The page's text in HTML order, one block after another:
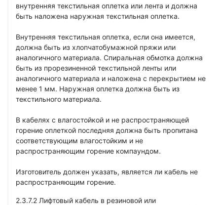
внутренняя текстильная оплетка или лента и должна
быть наложена наружная текстильная оплетка.
Внутренняя текстильная оплетка, если она имеется,
должна быть из хлопчатобумажной пряжи или
аналогичного материала. Спиральная обмотка должна
быть из прорезиненной текстильной ленты или
аналогичного материала и наложена с перекрытием не
менее 1 мм. Наружная оплетка должна быть из
текстильного материала.
В кабелях с влагостойкой и не распространяющей
горение оплеткой последняя должна быть пропитана
соответствующим влагостойким и не
распространяющим горение компаундом.
Изготовитель должен указать, является ли кабель не
распространяющим горение.
2.3.7.2 Лифтовый кабель в резиновой или